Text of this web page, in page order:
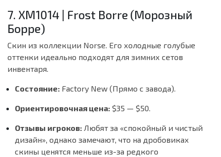
7. XM1014 | Frost Borre (Морозный
Борре)
Скин из коллекции Norse. Его холодные голубые
оттенки идеально подходят для зимних сетов
инвентаря.
Состояние: Factory New (Прямо с завода).
Ориентировочная цена: $35 — $50.
Отзывы игроков: Любят за «спокойный и чистый
дизайн», однако замечают, что на дробовиках
скины ценятся меньше из-за редкого